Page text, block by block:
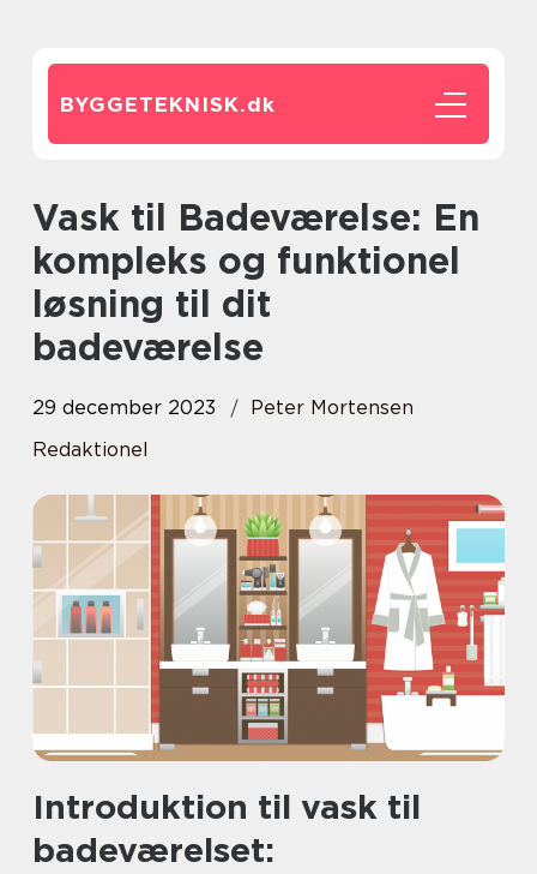
BYGGETEKNISK.dk
Vask til Badeværelse: En
kompleks og funktionel
løsning til dit
badeværelse
29 december 2023
Peter Mortensen
Redaktionel
Introduktion til vask til
badeværelset: